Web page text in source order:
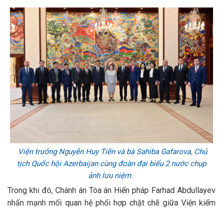
Viện trưởng Nguyễn Huy Tiến và bà Sahiba Gafarova, Chủ
tịch Quốc hội Azerbaijan cùng đoàn đại biểu 2 nước chụp
ảnh lưu niệm.
Trong khi đó, Chánh án Tòa án Hiến pháp Farhad Abdullayev
nhấn mạnh mối quan hệ phối hợp chặt chẽ giữa Viện kiểm